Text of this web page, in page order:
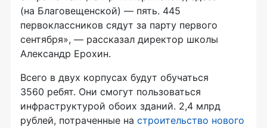
(на Благовещенской) — пять. 445
первоклассников сядут за парту первого
сентября», — рассказал директор школы
Александр Ерохин.
Всего в двух корпусах будут обучаться
3560 ребят. Они смогут пользоваться
инфраструктурой обоих зданий. 2,4 млрд
рублей, потраченные на строительство нового